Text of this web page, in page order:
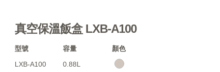
真空保溫飯盒 LXB-A100
型號 容量
顏色
LXB-A100
0.88L